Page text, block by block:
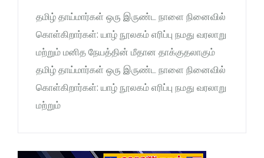
தமிழ் தாய்மார்கள் ஒரு இருண்ட நாளை நினைவில்
கொள்கிறார்கள்: யாழ் நூலகம் எரிப்பு நமது வரலாறு
மற்றும் மனித நேயத்தின் மீதான தாக்குதலாகும்
தமிழ் தாய்மார்கள் ஒரு இருண்ட நாளை நினைவில்
கொள்கிறார்கள்: யாழ் நூலகம் எரிப்பு நமது வரலாறு
மற்றும்